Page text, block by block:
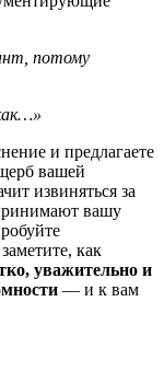
потому
и предлагаете
вашей
извиняться за
вашу
как
уважительно и
— и к вам